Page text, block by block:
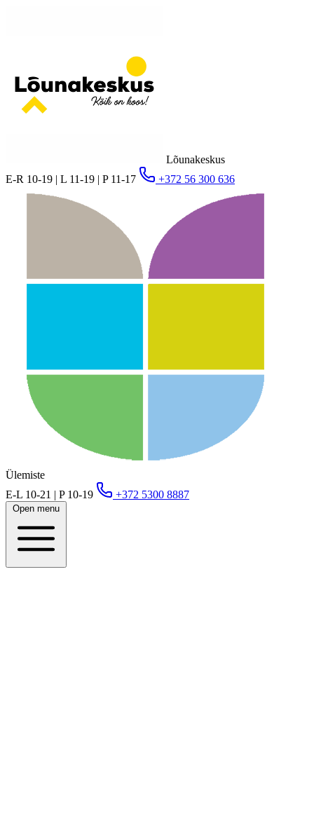
Lõunakeskus
E-R 10-19 | L 11-19 | P 11-17
+372 56 300 636
Ülemiste
E-L 10-21 | P 10-19
+372 5300 8887
Open menu